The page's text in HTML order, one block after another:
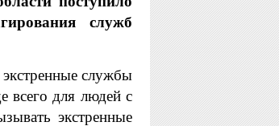
служб
службы
всего для людей с
экстренные